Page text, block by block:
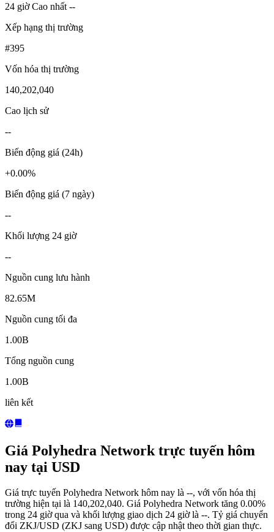
24 giờ Cao nhất --
Xếp hạng thị trường
#395
Vốn hóa thị trường
140,202,040
Cao lịch sử
--
Biến động giá (24h)
+0.00%
Biến động giá (7 ngày)
--
Khối lượng 24 giờ
--
Nguồn cung lưu hành
82.65M
Nguồn cung tối đa
1.00B
Tổng nguồn cung
1.00B
liên kết
Giá Polyhedra Network trực tuyến hôm
nay tại USD
Giá trực tuyến Polyhedra Network hôm nay là --, với vốn hóa thị
trường hiện tại là 140,202,040. Giá Polyhedra Network tăng 0.00%
trong 24 giờ qua và khối lượng giao dịch 24 giờ là --. Tỷ giá chuyển
đổi ZKJ/USD (ZKJ sang USD) được cập nhật theo thời gian thực.